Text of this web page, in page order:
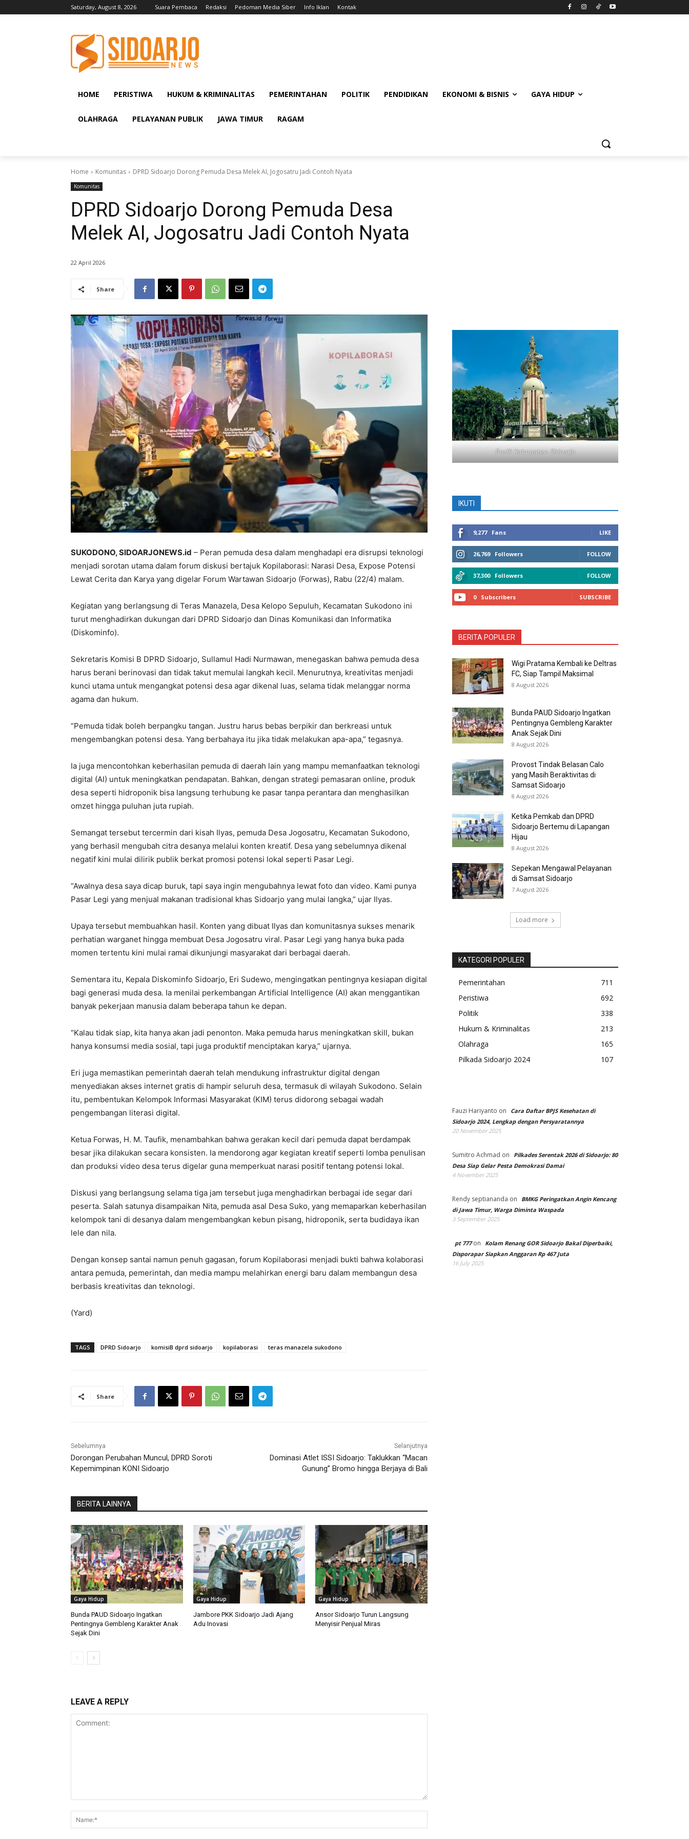
Saturday, August 8, 2026 Suara Pembaca Redaksi Pedoman Media Siber Info Iklan Kontak
HOME PERISTIWA HUKUM & KRIMINALITAS PEMERINTAHAN POLITIK PENDIDIKAN EKONOMI & BISNIS GAYA HIDUP
OLAHRAGA PELAYANAN PUBLIK JAWA TIMUR RAGAM
Home Komunitas DPRD Sidoarjo Dorong Pemuda Desa Melek AI, Jogosatru Jadi Contoh Nyata
Komunitas
DPRD Sidoarjo Dorong Pemuda Desa
Melek AI, Jogosatru Jadi Contoh Nyata
22 April 2026
Share
SUKODONO, SIDOARJONEWS.id – Peran pemuda desa dalam menghadapi era disrupsi teknologi
menjadi sorotan utama dalam forum diskusi bertajuk Kopilaborasi: Narasi Desa, Expose Potensi
Lewat Cerita dan Karya yang digelar Forum Wartawan Sidoarjo (Forwas), Rabu (22/4) malam.
Kegiatan yang berlangsung di Teras Manazela, Desa Kelopo Sepuluh, Kecamatan Sukodono ini
turut menghadirkan dukungan dari DPRD Sidoarjo dan Dinas Komunikasi dan Informatika
(Diskominfo).
Sekretaris Komisi B DPRD Sidoarjo, Sullamul Hadi Nurmawan, menegaskan bahwa pemuda desa
harus berani berinovasi dan tidak takut memulai langkah kecil. Menurutnya, kreativitas menjadi
kunci utama untuk mengangkat potensi desa agar dikenal luas, selama tidak melanggar norma
agama dan hukum.
“Pemuda tidak boleh berpangku tangan. Justru harus bebas berpikir dan berkreasi untuk
mengembangkan potensi desa. Yang berbahaya itu jika tidak melakukan apa-apa,” tegasnya.
Ia juga mencontohkan keberhasilan pemuda di daerah lain yang mampu memanfaatkan teknologi
digital (AI) untuk meningkatkan pendapatan. Bahkan, dengan strategi pemasaran online, produk
desa seperti hidroponik bisa langsung terhubung ke pasar tanpa perantara dan menghasilkan
omzet hingga puluhan juta rupiah.
Semangat tersebut tercermin dari kisah Ilyas, pemuda Desa Jogosatru, Kecamatan Sukodono,
yang berhasil mengubah citra desanya melalui konten kreatif. Desa yang sebelumnya dikenal
negatif kini mulai dilirik publik berkat promosi potensi lokal seperti Pasar Legi.
“Awalnya desa saya dicap buruk, tapi saya ingin mengubahnya lewat foto dan video. Kami punya
Pasar Legi yang menjual makanan tradisional khas Sidoarjo yang mulai langka,” ujar Ilyas.
Upaya tersebut membuahkan hasil. Konten yang dibuat Ilyas dan komunitasnya sukses menarik
perhatian warganet hingga membuat Desa Jogosatru viral. Pasar Legi yang hanya buka pada
momen tertentu kini mulai ramai dikunjungi masyarakat dari berbagai daerah.
Sementara itu, Kepala Diskominfo Sidoarjo, Eri Sudewo, mengingatkan pentingnya kesiapan digital
bagi generasi muda desa. Ia menilai perkembangan Artificial Intelligence (AI) akan menggantikan
banyak pekerjaan manusia dalam beberapa tahun ke depan.
“Kalau tidak siap, kita hanya akan jadi penonton. Maka pemuda harus meningkatkan skill, bukan
hanya konsumsi media sosial, tapi juga produktif menciptakan karya,” ujarnya.
Eri juga memastikan pemerintah daerah telah mendukung infrastruktur digital dengan
menyediakan akses internet gratis di hampir seluruh desa, termasuk di wilayah Sukodono. Selain
itu, pembentukan Kelompok Informasi Masyarakat (KIM) terus didorong sebagai wadah
pengembangan literasi digital.
Ketua Forwas, H. M. Taufik, menambahkan bahwa gerakan kecil dari pemuda dapat berdampak
besar jika dilakukan secara konsisten. Ia mendorong agar kegiatan kreatif seperti lomba penulisan
dan produksi video desa terus digelar guna memperkuat narasi positif tentang potensi lokal.
Diskusi yang berlangsung selama tiga jam tersebut juga menghadirkan berbagai ide segar dari
peserta. Salah satunya disampaikan Nita, pemuda asal Desa Suko, yang memaparkan keberhasilan
kelompok tani di desanya dalam mengembangkan kebun pisang, hidroponik, serta budidaya ikan
lele dan nila.
Dengan konsep santai namun penuh gagasan, forum Kopilaborasi menjadi bukti bahwa kolaborasi
antara pemuda, pemerintah, dan media mampu melahirkan energi baru dalam membangun desa
berbasis kreativitas dan teknologi.
(Yard)
TAGS DPRD Sidoarjo komisiB dprd sidoarjo kopilaborasi teras manazela sukodono
Share
Sebelumnya
Dorongan Perubahan Muncul, DPRD Soroti
Kepemimpinan KONI Sidoarjo
Selanjutnya
Dominasi Atlet ISSI Sidoarjo: Taklukkan “Macan
Gunung” Bromo hingga Berjaya di Bali
BERITA LAINNYA
Gaya Hidup
Bunda PAUD Sidoarjo Ingatkan
Pentingnya Gembleng Karakter Anak
Sejak Dini
Gaya Hidup
Jambore PKK Sidoarjo Jadi Ajang
Adu Inovasi
Gaya Hidup
Ansor Sidoarjo Turun Langsung
Menyisir Penjual Miras
LEAVE A REPLY
Profil Kabupaten Sidoarjo
IKUTI
9,277 Fans LIKE
26,769 Followers FOLLOW
37,300 Followers FOLLOW
0 Subscribers SUBSCRIBE
BERITA POPULER
Wigi Pratama Kembali ke Deltras
FC, Siap Tampil Maksimal
8 August 2026
Bunda PAUD Sidoarjo Ingatkan
Pentingnya Gembleng Karakter
Anak Sejak Dini
8 August 2026
Provost Tindak Belasan Calo
yang Masih Beraktivitas di
Samsat Sidoarjo
8 August 2026
Ketika Pemkab dan DPRD
Sidoarjo Bertemu di Lapangan
Hijau
8 August 2026
Sepekan Mengawal Pelayanan
di Samsat Sidoarjo
7 August 2026
Load more
KATEGORI POPULER
Pemerintahan
711
Peristiwa
692
Politik
338
Hukum & Kriminalitas
213
Olahraga
165
Pilkada Sidoarjo 2024
107
Fauzi Hariyanto on
Cara Daftar BPJS Kesehatan di
Sidoarjo 2024, Lengkap dengan Persyaratannya
20 November 2025
Sumitro Achmad on
Pilkades Serentak 2026 di Sidoarjo: 80
Desa Siap Gelar Pesta Demokrasi Damai
4 November 2025
Rendy septiananda on
BMKG Peringatkan Angin Kencang
di Jawa Timur, Warga Diminta Waspada
3 September 2025
pt 777on
Kolam Renang GOR Sidoarjo Bakal Diperbaiki,
Disporapar Siapkan Anggaran Rp 467 Juta
16 July 2025